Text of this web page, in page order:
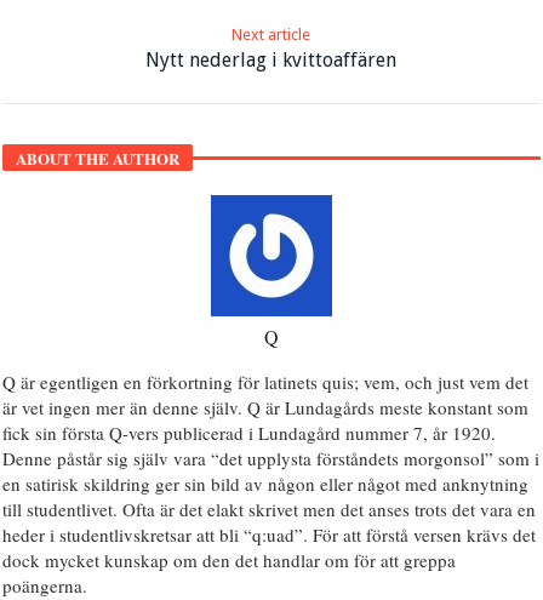
Next article
Nytt nederlag i kvittoaffären
ABOUT THE AUTHOR
Q
Q är egentligen en förkortning för latinets quis; vem, och just vem det
är vet ingen mer än denne själv. Q är Lundagårds meste konstant som
fick sin första Q-vers publicerad i Lundagård nummer 7, år 1920.
Denne påstår sig själv vara “det upplysta förståndets morgonsol” som i
en satirisk skildring ger sin bild av någon eller något med anknytning
till studentlivet. Ofta är det elakt skrivet men det anses trots det vara en
heder i studentlivskretsar att bli “q:uad”. För att förstå versen krävs det
dock mycket kunskap om den det handlar om för att greppa
poängerna.